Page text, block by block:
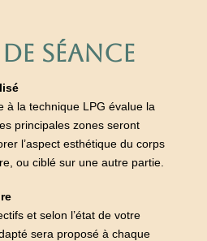
SÉANCE
à la technique LPG évalue la
principales zones seront
l’aspect esthétique du corps
ou ciblé sur une autre partie.
et selon l’état de votre
sera proposé à chaque